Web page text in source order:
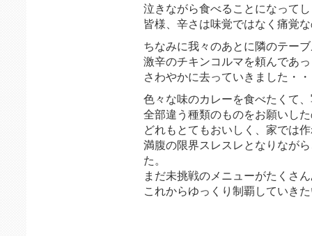
泣きながら食べることになって
皆様、辛さは味覚ではなく痛覚
ちなみに我々のあとに隣のテー
激辛のチキンコルマを頼んであ
さわやかに去っていきました・
色々な味のカレーを食べたくて
全部違う種類のものをお願いし
どれもとてもおいしく、家では
満腹の限界スレスレとなりなが
た。
まだ未挑戦のメニューがたくさ
これからゆっくり制覇していき